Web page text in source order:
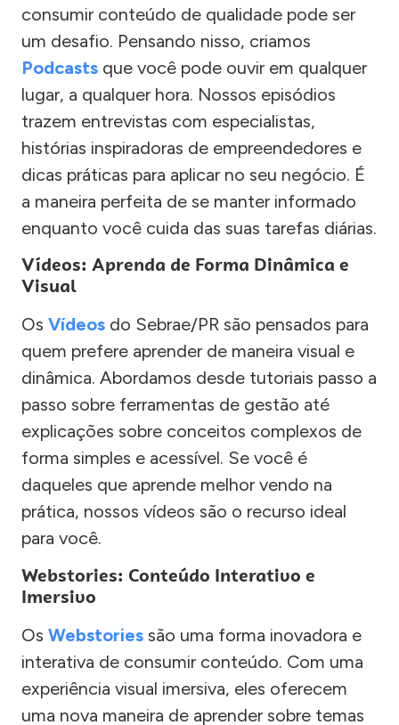
consumir conteúdo de qualidade pode ser
um desafio. Pensando nisso, criamos
Podcasts que você pode ouvir em qualquer
lugar, a qualquer hora. Nossos episódios
trazem entrevistas com especialistas,
histórias inspiradoras de empreendedores e
dicas práticas para aplicar no seu negócio. É
a maneira perfeita de se manter informado
enquanto você cuida das suas tarefas diárias.
Vídeos: Aprenda de Forma Dinâmica e
Visual
Os Vídeos do Sebrae/PR são pensados para
quem prefere aprender de maneira visual e
dinâmica. Abordamos desde tutoriais passo a
passo sobre ferramentas de gestão até
explicações sobre conceitos complexos de
forma simples e acessível. Se você é
daqueles que aprende melhor vendo na
prática, nossos vídeos são o recurso ideal
para você.
Webstories: Conteúdo Interativo e
Imersivo
Os Webstories são uma forma inovadora e
interativa de consumir conteúdo. Com uma
experiência visual imersiva, eles oferecem
uma nova maneira de aprender sobre temas